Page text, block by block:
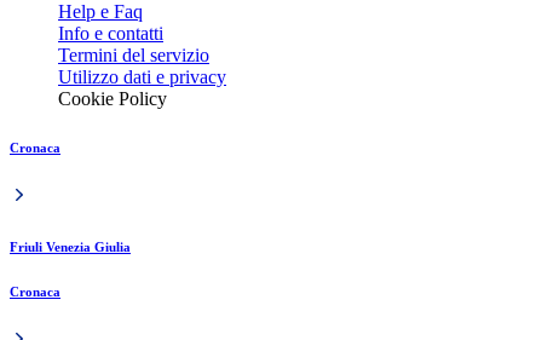
Help e Faq
Info e contatti
Termini del servizio
Utilizzo dati e privacy
Cookie Policy
Cronaca
Friuli Venezia Giulia
Cronaca